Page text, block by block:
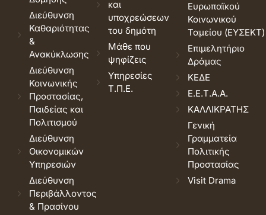
Διεύθυνση
Καθαριότητας
&
Ανακύκλωσης
Διεύθυνση
Κοινωνικής
Προστασίας,
Παιδείας και
Πολιτισμού
Διεύθυνση
Οικονομικών
Υπηρεσιών
Διεύθυνση
Περιβάλλοντος
& Πρασίνου
και
υποχρεώσεων
του δημότη
Μάθε που
ψηφίζεις
Υπηρεσίες
Τ.Π.Ε.
Ευρωπαϊκού
Κοινωνικού
Ταμείου (ΕΥΣΕΚΤ)
Επιμελητήριο
Δράμας
ΚΕΔΕ
Ε.Ε.Τ.Α.Α.
ΚΑΛΛΙΚΡΑΤΗΣ
Γενική
Γραμματεία
Πολιτικής
Προστασίας
Visit Drama